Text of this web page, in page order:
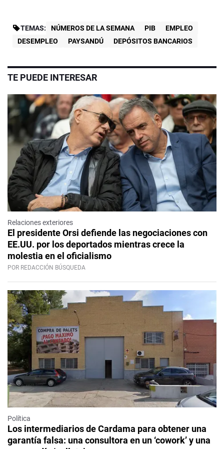
TEMAS: NÚMEROS DE LA SEMANA PIB
EMPLEO
DESEMPLEO
PAYSANDÚ DEPÓSITOS BANCARIOS
TE PUEDE INTERESAR
Relaciones exteriores
El presidente Orsi defiende las negociaciones con
EE.UU. por los deportados mientras crece la
molestia en el oficialismo
POR REDACCIÓN BÚSQUEDA
Política
Los intermediarios de Cardama para obtener una
garantía falsa: una consultora en un ‘cowork’ y una